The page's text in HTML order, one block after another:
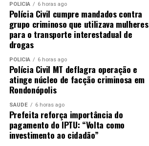
POLÍCIA 6 horas ago
Polícia Civil cumpre mandados contra
grupo criminoso que utilizava mulheres
para o transporte interestadual de
drogas
POLÍCIA 6 horas ago
Polícia Civil MT deflagra operação e
atinge núcleo de facção criminosa em
Rondonópolis
SAÚDE 6 horas ago
Prefeita reforça importância do
pagamento do IPTU: “Volta como
investimento ao cidadão”